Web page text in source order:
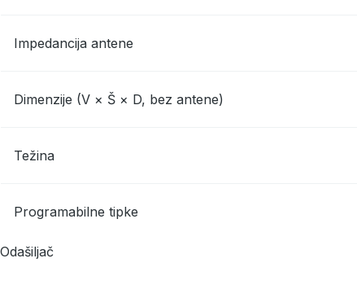
Impedancija antene
Dimenzije (V × Š × D, bez antene)
Težina
Programabilne tipke
Odašiljač